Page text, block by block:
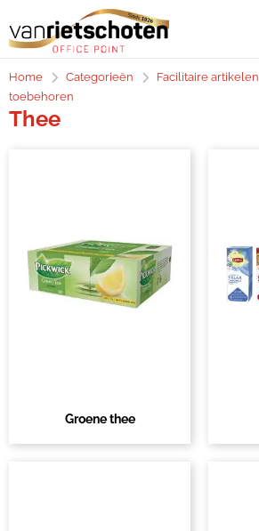
Home Categorieën Facilitaire artikelen
toebehoren
Thee
Groene thee